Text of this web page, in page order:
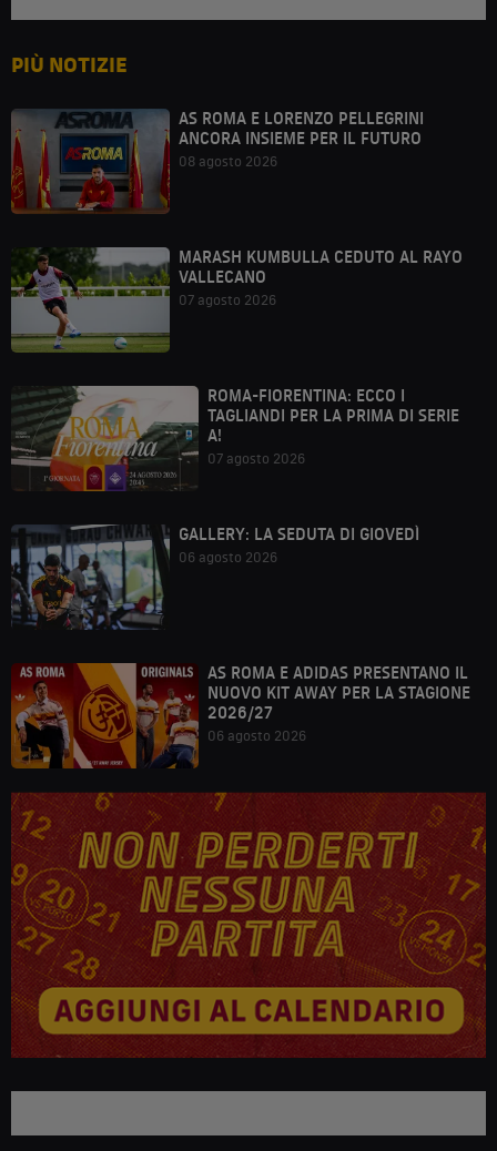
PIÙ NOTIZIE
AS ROMA E LORENZO PELLEGRINI
ANCORA INSIEME PER IL FUTURO
08 agosto 2026
MARASH KUMBULLA CEDUTO AL RAYO
VALLECANO
07 agosto 2026
ROMA-FIORENTINA: ECCO I
TAGLIANDI PER LA PRIMA DI SERIE
A!
07 agosto 2026
GALLERY: LA SEDUTA DI GIOVEDÌ
06 agosto 2026
AS ROMA E ADIDAS PRESENTANO IL
NUOVO KIT AWAY PER LA STAGIONE
2026/27
06 agosto 2026